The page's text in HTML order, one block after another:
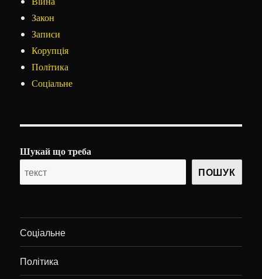
Закон
Записи
Корупція
Політика
Соціальне
Шукай що треба
ПОШУК
Соціальне
Політика